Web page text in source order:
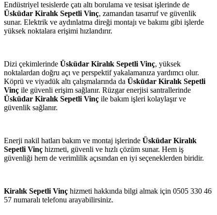
Endüstriyel tesislerde çatı altı borulama ve tesisat işlerinde de
Üsküdar Kiralık Sepetli Vinç, zamandan tasarruf ve güvenlik
sunar. Elektrik ve aydınlatma direği montajı ve bakımı gibi işlerde
yüksek noktalara erişimi hızlandırır.
Dizi çekimlerinde Üsküdar Kiralık Sepetli Vinç, yüksek
noktalardan doğru açı ve perspektif yakalamanıza yardımcı olur.
Köprü ve viyadük altı çalışmalarında da Üsküdar Kiralık Sepetli
Vinç ile güvenli erişim sağlanır. Rüzgar enerjisi santrallerinde
Üsküdar Kiralık Sepetli Vinç ile bakım işleri kolaylaşır ve
güvenlik sağlanır.
Enerji nakil hatları bakım ve montaj işlerinde Üsküdar Kiralık
Sepetli Vinç hizmeti, güvenli ve hızlı çözüm sunar. Hem iş
güvenliği hem de verimlilik açısından en iyi seçeneklerden biridir.
Kiralık Sepetli Vinç hizmeti hakkında bilgi almak için 0505 330 46
57 numaralı telefonu arayabilirsiniz.